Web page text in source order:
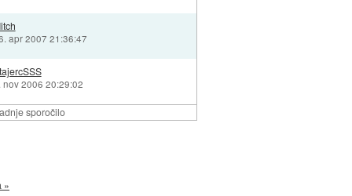
sporočilo
apr 2007 21:36:47
nov 2006 20:29:02
»